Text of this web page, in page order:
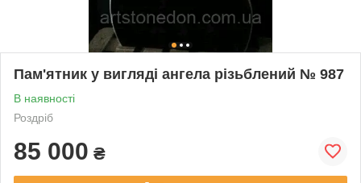
Пам'ятник у вигляді ангела різьблений № 987
В наявності
Роздріб
85 000 ₴